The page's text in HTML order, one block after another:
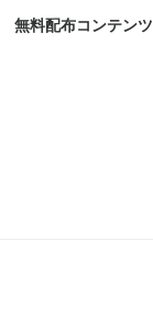
無料配布コンテンツ